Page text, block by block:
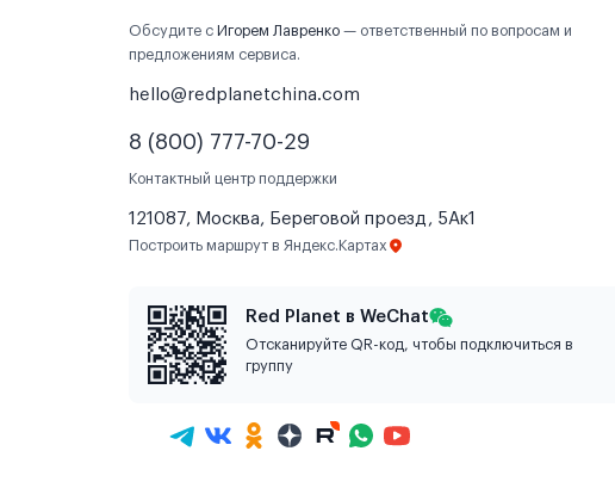
Обсудите с Игорем Лавренко — ответственный по вопросам и
предложениям сервиса.
hello@redplanetchina.com
8 (800) 777-70-29
Контактный центр поддержки
121087, Москва, Береговой проезд, 5Ак1
Построить маршрут в Яндекс.Картах
Red Planet в WeChat
Отсканируйте QR-код, чтобы подключиться в
группу